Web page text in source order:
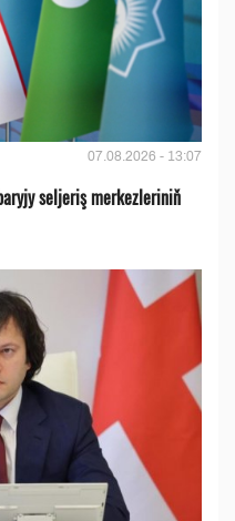
07.08.2026 - 13:07
seljeriş merkezleriniň